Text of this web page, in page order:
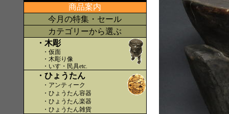
商品案内
今月の特集・セール
カテゴリーから選ぶ
・木彫
・仮面
・木彫り像
・いす・民具etc.
・ひょうたん
・アンティーク
・ひょうたん容器
・ひょうたん楽器
・ひょうたん雑貨